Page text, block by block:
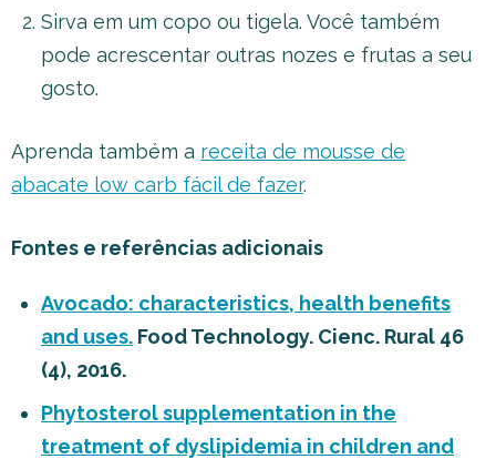
Sirva em um copo ou tigela. Você também
pode acrescentar outras nozes e frutas a seu
gosto.
Aprenda também a receita de mousse de
abacate low carb fácil de fazer.
Fontes e referências adicionais
Avocado: characteristics, health benefits
and uses. Food Technology. Cienc. Rural 46
(4), 2016.
Phytosterol supplementation in the
treatment of dyslipidemia in children and